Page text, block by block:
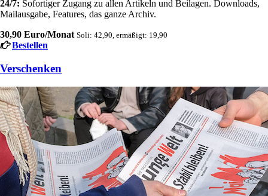
24/7: Sofortiger Zugang zu allen Artikeln und Beilagen. Downloads,
Mailausgabe, Features, das ganze Archiv.
30,90 Euro/Monat Soli: 42,90, ermäßigt: 19,90
Bestellen
Verschenken